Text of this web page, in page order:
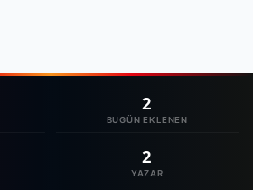
2
BUGÜN EKLENEN
2
YAZAR